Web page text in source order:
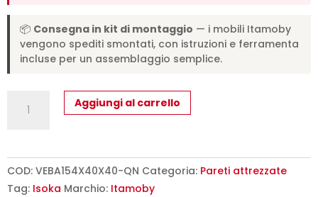
📦 Consegna in kit di montaggio — i mobili Itamoby
vengono spediti smontati, con istruzioni e ferramenta
incluse per un assemblaggio semplice.
Ribalta
Isoka
L.153,6
Aggiungi al carrello
COD: VEBA154X40X40-QN Categoria: Pareti attrezzate
Tag: Isoka Marchio: Itamoby